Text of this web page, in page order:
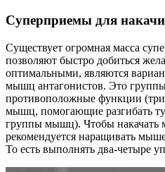
Суперприемы для
Существует огромная масса
позволяют быстро добиться
оптимальными, являются
мышц антагонистов. Это
противоположные функции
мышц, помогающие разгибать
группы мышц). Чтобы накачать
рекомендуется наращивать
То есть выполнять два-четыре